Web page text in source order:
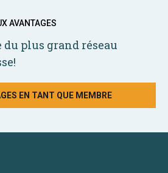
AVANTAGES
du plus grand réseau
EN TANT QUE MEMBRE